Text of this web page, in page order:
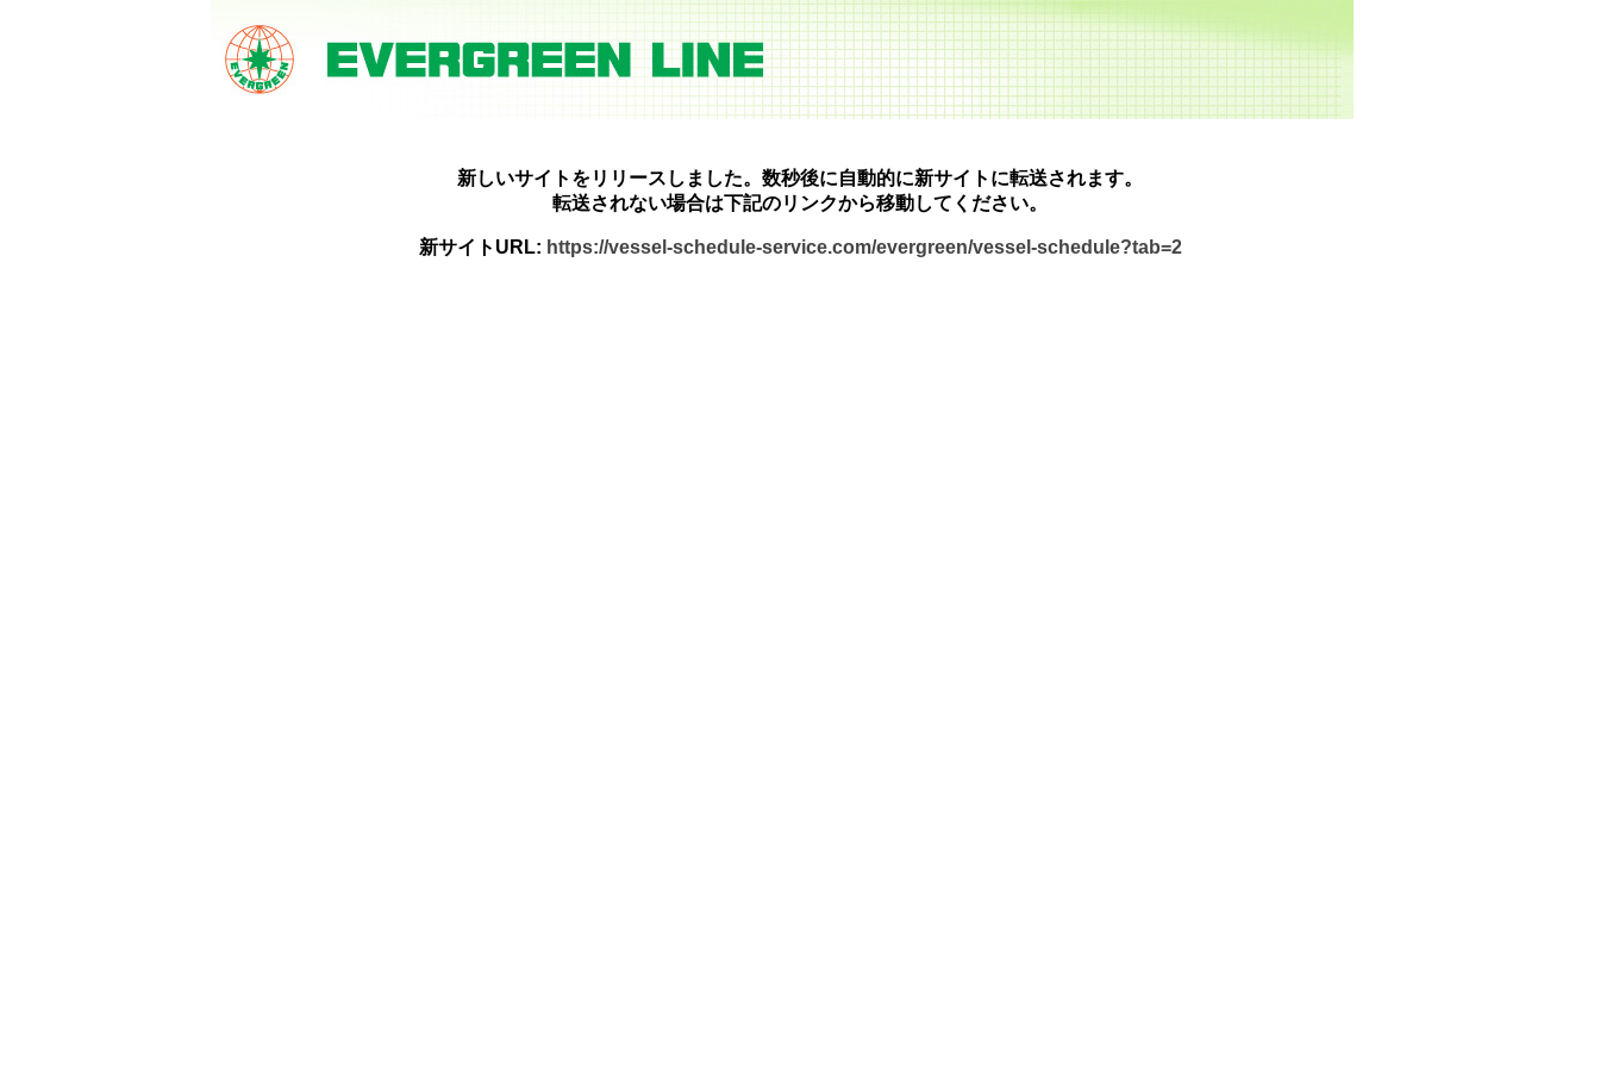
新しいサイトをリリースしました。数秒後に自動的に新サイトに転送されます。
転送されない場合は下記のリンクから移動してください。
新サイトURL: https://vessel-schedule-service.com/evergreen/vessel-schedule?tab=2